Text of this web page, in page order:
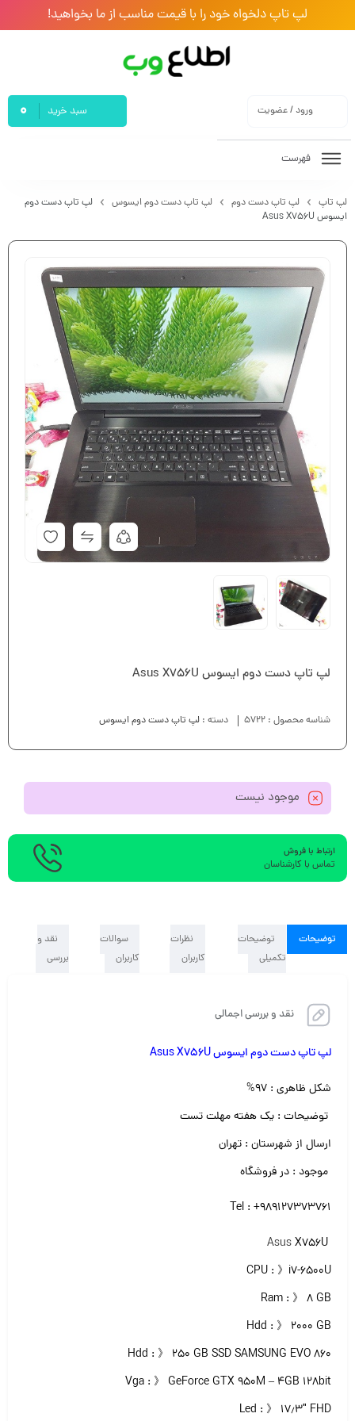
لپ تاپ دلخواه خود را با قیمت مناسب از ما بخواهید!
ورود / عضویت سبد خرید 0
فهرست
لپ تاپ لپ تاپ دست دوم لپ تاپ دست دوم ایسوس
لپ تاپ دست دوم
ایسوس Asus X756U
لپ تاپ دست دوم ایسوس Asus X756U
شناسه محصول : 5722 دسته : لپ تاپ دست دوم ایسوس
موجود نیست
ارتباط با فروش
تماس با کارشناسان
توضیحات
توضیحات
تکمیلی
نظرات
کاربران
سوالات
کاربران
نقد و
بررسی
نقد و بررسی اجمالی
لپ تاپ دست دوم ایسوس Asus X756U
شکل ظاهری : ۹۷%
توضیحات : یک هفته مهلت تست
ارسال از شهرستان : تهران
موجود : در فروشگاه
Tel : +989127373761
AsusX756U
CPU : 》i7-6500U
Ram : 》 ۸ GB
Hdd : 》 ۲۰۰۰ GB
Hdd : 》 ۲۵۰ GB SSD SAMSUNG EVO 860
Vga : 》 GeForce GTX 950M – 4GB 128bit
Led : 》 ۱۷٫۳″ FHD